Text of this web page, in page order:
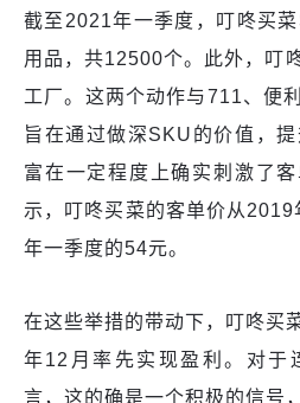
截至2021年一季度，叮咚买
用品，共12500个。此外，叮
工厂。这两个动作与711、便
旨在通过做深SKU的价值，
富在一定程度上确实刺激了
示，叮咚买菜的客单价从
年一季度的54元。
在这些举措的带动下，叮咚买
年12月率先实现盈利。对于
言，这的确是一个积极的信号